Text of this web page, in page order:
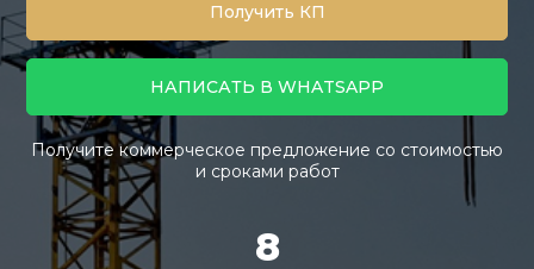
Получить КП
НАПИСАТЬ В WHATSAPP
Получите коммерческое предложение со стоимостью
и сроками работ
8